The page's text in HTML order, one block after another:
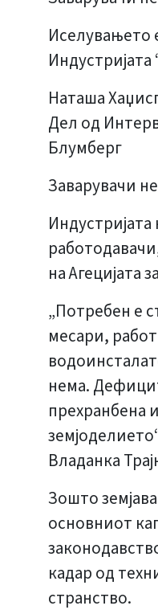
Иселувањето
Индустријата
Наташа
Дел од
Блумберг
Заварувачи
на Агецијата
„Потребен е
месари,
нема.
прехранбена
Владанка
Зошто
основниот
кадар од
странство.